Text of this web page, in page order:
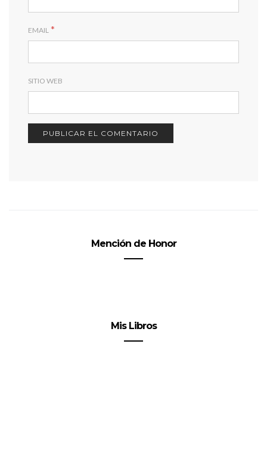
EMAIL *
SITIO WEB
Mención de Honor
Mis Libros